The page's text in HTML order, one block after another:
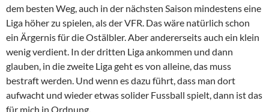
dem besten Weg, auch in der nächsten Saison mindestens eine
Liga höher zu spielen, als der VFR. Das wäre natürlich schon
ein Ärgernis für die Ostälbler. Aber andererseits auch ein klein
wenig verdient. In der dritten Liga ankommen und dann
glauben, in die zweite Liga geht es von alleine, das muss
bestraft werden. Und wenn es dazu führt, dass man dort
aufwacht und wieder etwas solider Fussball spielt, dann ist das
für mich in Ordnung.